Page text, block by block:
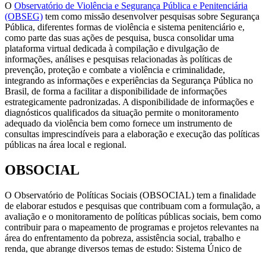
O Observatório de Violência e Segurança Pública e Penitenciária
(OBSEG) tem como missão desenvolver pesquisas sobre Segurança
Pública, diferentes formas de violência e sistema penitenciário e,
como parte das suas ações de pesquisa, busca consolidar uma
plataforma virtual dedicada à compilação e divulgação de
informações, análises e pesquisas relacionadas às políticas de
prevenção, proteção e combate a violência e criminalidade,
integrando as informações e experiências da Segurança Pública no
Brasil, de forma a facilitar a disponibilidade de informações
estrategicamente padronizadas. A disponibilidade de informações e
diagnósticos qualificados da situação permite o monitoramento
adequado da violência bem como fornece um instrumento de
consultas imprescindíveis para a elaboração e execução das políticas
públicas na área local e regional.
OBSOCIAL
O Observatório de Políticas Sociais (OBSOCIAL) tem a finalidade
de elaborar estudos e pesquisas que contribuam com a formulação, a
avaliação e o monitoramento de políticas públicas sociais, bem como
contribuir para o mapeamento de programas e projetos relevantes na
área do enfrentamento da pobreza, assistência social, trabalho e
renda, que abrange diversos temas de estudo: Sistema Único de